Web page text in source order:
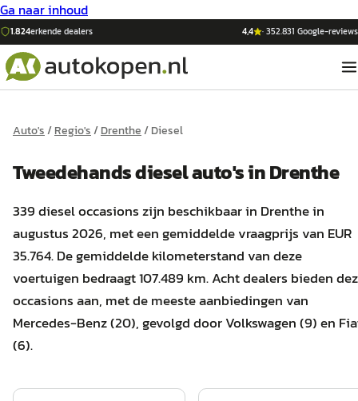
Ga naar inhoud
1.824erkende dealers 4,4 ·352.831 Google-reviews
Auto's/Regio's/Drenthe/Diesel
Tweedehandsdieselauto'sinDrenthe
339 diesel occasions zijn beschikbaar in Drenthe in
augustus 2026, met een gemiddelde vraagprijs van EUR
35.764. De gemiddelde kilometerstand van deze
voertuigen bedraagt 107.489 km. Acht dealers bieden
occasions aan, met de meeste aanbiedingen van
Mercedes-Benz (20), gevolgd door Volkswagen (9) en
(6).